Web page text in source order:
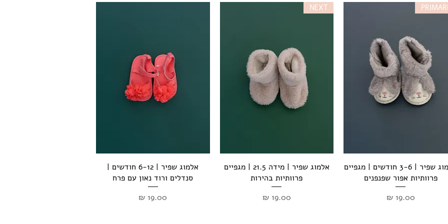
תצוגה מהירהאלמוג שפיר | 3-6 חודשים | מגפיים
פרוותיות אפור שפנפנים
מחיר
תצוגה מהירה
NEXT
אלמוג שפיר | מידה 21.5 | מגפיים
פרוותיות בהירות
מחיר
תצוגה מהירהאלמוג שפיר | 6-12 חודשים |
סנדלים ורוד נאון עם פרח
מחיר